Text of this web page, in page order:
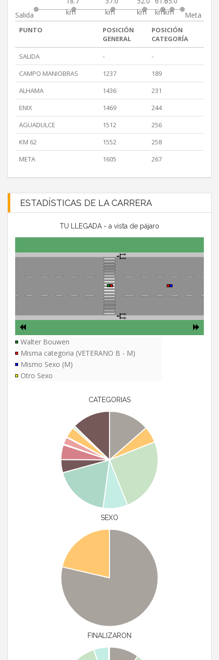
Salida
km
km
km
kmkm
Meta
PUNTO
POSICIÓN
GENERAL
POSICIÓN
CATEGORÍA
SALIDA
-
-
CAMPO MANIOBRAS
1237
189
ALHAMA
1436
231
ENIX
1469
244
AGUADULCE
1512
256
KM 62
1552
258
META
1605 267
ESTADÍSTICAS DE LA CARRERA
TU LLEGADA - a vista de pájaro
Walter Bouwen
Misma categoria (VETERANO B - M)
Mismo Sexo (M)
Otro Sexo
CATEGORIAS
SEXO
FINALIZARON